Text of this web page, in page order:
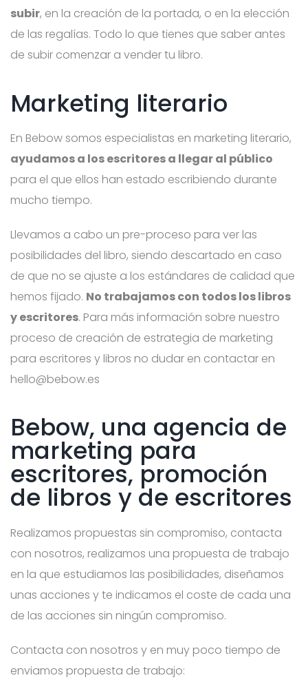
subir, en la creación de la portada, o en la elección
de las regalías. Todo lo que tienes que saber antes
de subir comenzar a vender tu libro.
Marketing literario
En Bebow somos especialistas en marketing literario,
ayudamos a los escritores a llegar al público
para el que ellos han estado escribiendo durante
mucho tiempo.
Llevamos a cabo un pre-proceso para ver las
posibilidades del libro, siendo descartado en caso
de que no se ajuste a los estándares de calidad que
hemos fijado. No trabajamos con todos los libros
y escritores. Para más información sobre nuestro
proceso de creación de estrategia de marketing
para escritores y libros no dudar en contactar en
hello@bebow.es
Bebow, una agencia de
marketing para
escritores, promoción
de libros y de escritores
Realizamos propuestas sin compromiso, contacta
con nosotros, realizamos una propuesta de trabajo
en la que estudiamos las posibilidades, diseñamos
unas acciones y te indicamos el coste de cada una
de las acciones sin ningún compromiso.
Contacta con nosotros y en muy poco tiempo de
enviamos propuesta de trabajo: